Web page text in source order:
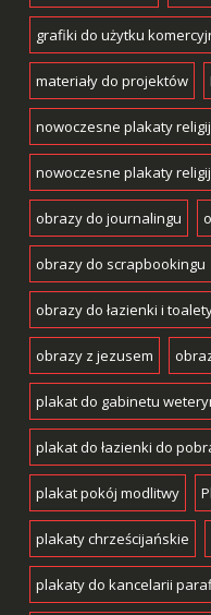
grafiki do użytku
materiały do projektów
nowoczesne plakaty
nowoczesne plakaty
obrazy do journalingu
obrazy do scrapbookingu
obrazy do łazienki i
obrazy z jezusem
plakat do gabinetu
plakat do łazienki do
plakat pokój modlitwy
plakaty chrześcijańskie
plakaty do kancelarii